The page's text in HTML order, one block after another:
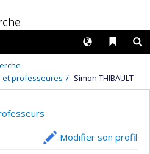
Liens
Langues
professeures
Simon THIBAULT
Modifier son profil